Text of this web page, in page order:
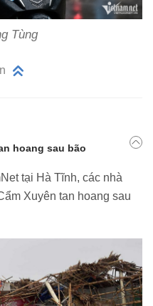
Tùng
hoang sau bão
tại Hà Tĩnh, các nhà
Xuyên tan hoang sau